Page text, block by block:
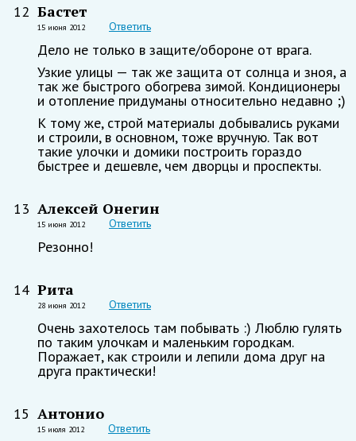
12 Бастет
15 июня 2012 Ответить
Дело не только в защите/обороне от врага.
Узкие улицы — так же защита от солнца и зноя, а
так же быстрого обогрева зимой. Кондиционеры
и отопление придуманы относительно недавно ;)
К тому же, строй материалы добывались руками
и строили, в основном, тоже вручную. Так вот
такие улочки и домики построить гораздо
быстрее и дешевле, чем дворцы и проспекты.
13 Алексей Онегин
15 июня 2012 Ответить
Резонно!
14 Рита
28 июня 2012 Ответить
Очень захотелось там побывать :) Люблю гулять
по таким улочкам и маленьким городкам.
Поражает, как строили и лепили дома друг на
друга практически!
15 Антонио
15 июля 2012 Ответить